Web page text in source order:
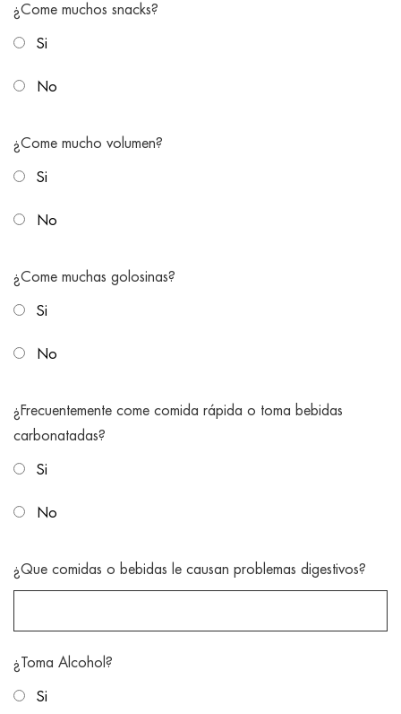
¿Come muchos snacks?
Si
No
¿Come mucho volumen?
Si
No
¿Come muchas golosinas?
Si
No
¿Frecuentemente come comida rápida o toma bebidas
carbonatadas?
Si
No
¿Que comidas o bebidas le causan problemas digestivos?
¿Toma Alcohol?
Si